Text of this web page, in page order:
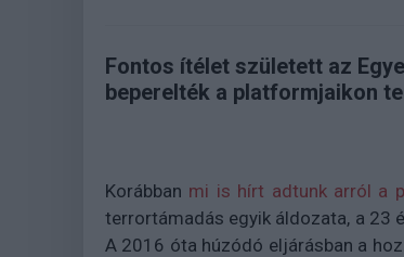
Fontos ítélet született az
beperelték a platformjaikon
Korábban mi is hírt adtunk arról a
terrortámadás egyik áldozata, a 23
A 2016 óta húzódó eljárásban a